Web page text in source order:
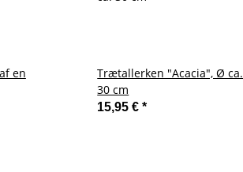
en
Trætallerken "Acacia", Ø ca.
30 cm
15,95 €*